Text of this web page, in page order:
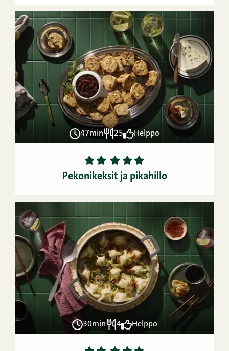
47min 25 Helppo
1 2 3 4
5
Pekonikeksit ja pikahillo
30min 4 Helppo